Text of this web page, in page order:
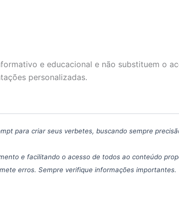
e educacional e não substituem o
personalizadas.
para criar seus verbetes, buscando sempre
e facilitando o acesso de todos ao conteúdo
erros. Sempre verifique informações importantes.